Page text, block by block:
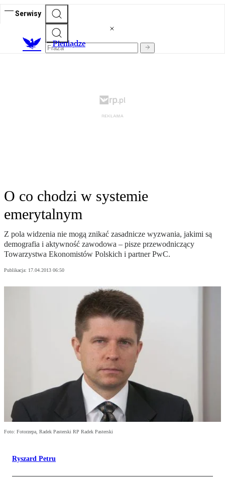
Serwisy
Pieniądze
O co chodzi w systemie
emerytalnym
Z pola widzenia nie mogą znikać zasadnicze wyzwania, jakimi są
demografia i aktywność zawodowa – pisze przewodniczący
Towarzystwa Ekonomistów Polskich i partner PwC.
Publikacja: 17.04.2013 06:50
Foto: Fotorzepa, Radek Pasterski RP Radek Pasterski
Ryszard Petru